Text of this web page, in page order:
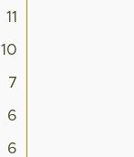
11
10
7
6
6